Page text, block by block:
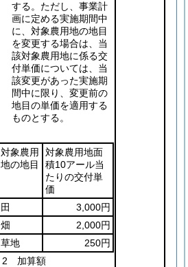
する。ただし、事業計
画に定める実施期間中
に、対象農用地の地目
を変更する場合は、当
該対象農用地に係る交
付単価については、当
該変更があった実施期
間中に限り、変更前の
地目の単価を適用する
ものとする。
対象農用
地の地目
対象農用地面
積10アール当
たりの交付単
価
田
3,000円
畑
2,000円
草地
250円
2 加算額